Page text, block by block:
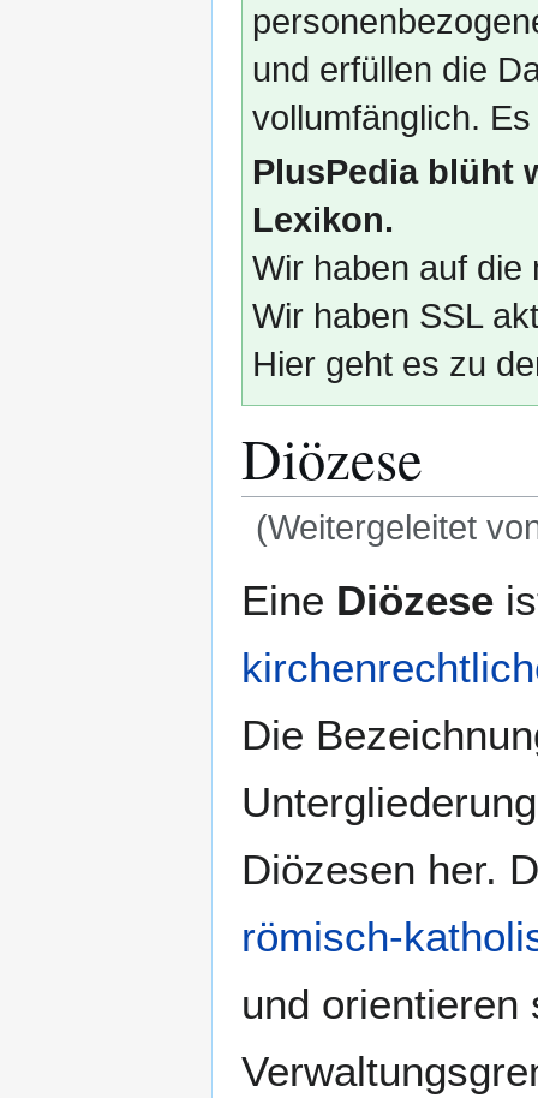
und erfüllen die
vollumfänglich.
PlusPedia blüht
Lexikon.
Wir haben auf die
Wir haben SSL
Hier geht es zu
Diözese
(Weitergeleitet
Navigation
Suche
Eine Diözese
Die
Diözesen her.
römisch-
und orientieren